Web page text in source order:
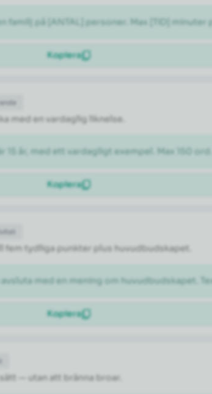
familj på [ANTAL] personer. Max [TID]
Kopiera
med en vardaglig liknelse.
15 år, med ett vardagligt exempel. Max 150 ord.
Kopiera
tydliga punkter plus huvudbudskapet.
med en mening om huvudbudskapet.
Kopiera
— utan att bränna broar.